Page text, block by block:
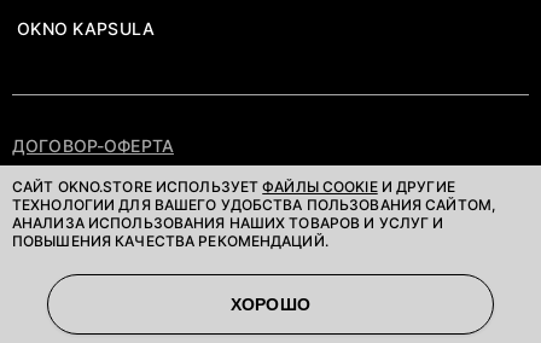
САЙТ OKNO.STORE ИСПОЛЬЗУЕТФАЙЛЫ COOKIEИ ДРУГИЕ
ТЕХНОЛОГИИ ДЛЯ ВАШЕГО УДОБСТВА ПОЛЬЗОВАНИЯ САЙТОМ,
АНАЛИЗА ИСПОЛЬЗОВАНИЯ НАШИХ ТОВАРОВ И УСЛУГ И
ПОВЫШЕНИЯ КАЧЕСТВА РЕКОМЕНДАЦИЙ.
ХОРОШО
OKNO KAPSULA
ДОГОВОР-ОФЕРТА
ПОЛИТИКА КОНФИДЕНЦИАЛЬНОСТИ
©OKNOSTORE. ВСЕ ПРАВА ЗАЩИЩЕНЫ